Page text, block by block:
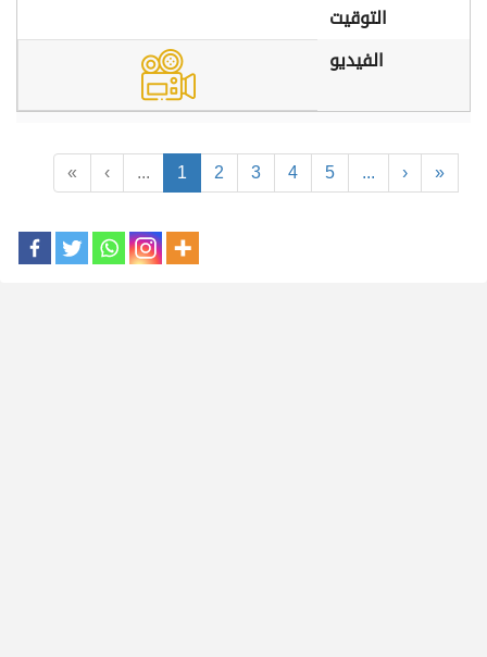
« ‹ ... 1 2 3 4 5 ... › »
التوقيت
الفيديو